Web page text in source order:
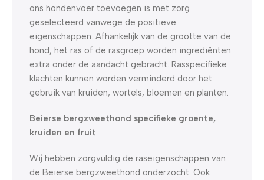
ons hondenvoer toevoegen is met zorg
geselecteerd vanwege de positieve
eigenschappen. Afhankelijk van de grootte van de
hond, het ras of de rasgroep worden ingrediënten
extra onder de aandacht gebracht. Rasspecifieke
klachten kunnen worden verminderd door het
gebruik van kruiden, wortels, bloemen en planten.
Beierse bergzweethond specifieke groente,
kruiden en fruit
Wij hebben zorgvuldig de raseigenschappen van
de Beierse bergzweethond onderzocht. Ook